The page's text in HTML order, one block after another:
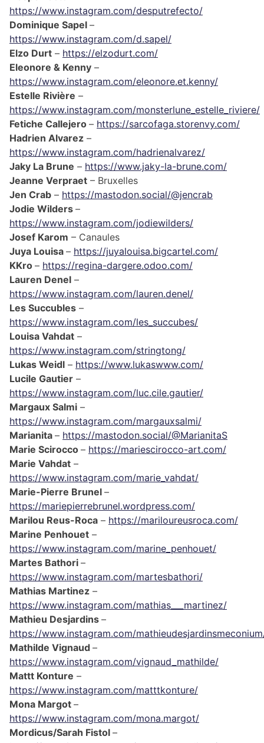
https://www.instagram.com/desputrefecto/
Dominique Sapel –
https://www.instagram.com/d.sapel/
Elzo Durt – https://elzodurt.com/
Eleonore & Kenny –
https://www.instagram.com/eleonore.et.kenny/
Estelle Rivière –
https://www.instagram.com/monsterlune_estelle_riviere/
Fetiche Callejero – https://sarcofaga.storenvy.com/
Hadrien Alvarez –
https://www.instagram.com/hadrienalvarez/
Jaky La Brune – https://www.jaky-la-brune.com/
Jeanne Verpraet – Bruxelles
Jen Crab – https://mastodon.social/@jencrab
Jodie Wilders –
https://www.instagram.com/jodiewilders/
Josef Karom – Canaules
Juya Louisa – https://juyalouisa.bigcartel.com/
KKro – https://regina-dargere.odoo.com/
Lauren Denel –
https://www.instagram.com/lauren.denel/
Les Succubles –
https://www.instagram.com/les_succubes/
Louisa Vahdat –
https://www.instagram.com/stringtong/
Lukas Weidl – https://www.lukaswww.com/
Lucile Gautier –
https://www.instagram.com/luc.cile.gautier/
Margaux Salmi –
https://www.instagram.com/margauxsalmi/
Marianita – https://mastodon.social/@MarianitaS
Marie Scirocco – https://mariescirocco-art.com/
Marie Vahdat –
https://www.instagram.com/marie_vahdat/
Marie-Pierre Brunel –
https://mariepierrebrunel.wordpress.com/
Marilou Reus-Roca – https://mariloureusroca.com/
Marine Penhouet –
https://www.instagram.com/marine_penhouet/
Martes Bathori –
https://www.instagram.com/martesbathori/
Mathias Martinez –
https://www.instagram.com/mathias___martinez/
Mathieu Desjardins –
https://www.instagram.com/
Mathilde Vignaud –
https://www.instagram.com/vignaud_mathilde/
Mattt Konture –
https://www.instagram.com/matttkonture/
Mona Margot –
https://www.instagram.com/mona.margot/
Mordicus/Sarah Fistol –